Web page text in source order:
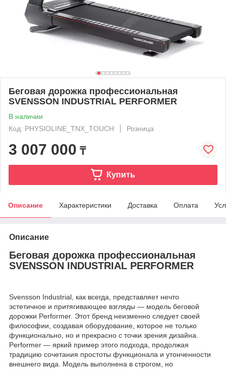
Беговая дорожка профессиональная
SVENSSON INDUSTRIAL PERFORMER
В наличии
Код: PHYSIOLINE_TNX_TOUCH
Розница
3 007 000 ₸
Купить
Описание Характеристики Доставка Оплата
Описание
Беговая дорожка профессиональная
SVENSSON INDUSTRIAL PERFORMER
Svensson Industrial, как всегда, представляет нечто
эстетичное и притягивающее взгляды — модель беговой
дорожки Performer. Этот бренд неизменно следует своей
философии, создавая оборудование, которое не только
функционально, но и прекрасно с точки зрения дизайна.
Performer — яркий пример этого подхода, продолжая
традицию сочетания простоты функционала и утонченности
внешнего вида. Модель выполнена в строгом, но